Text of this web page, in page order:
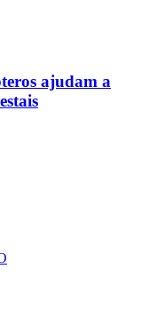
ajudam a